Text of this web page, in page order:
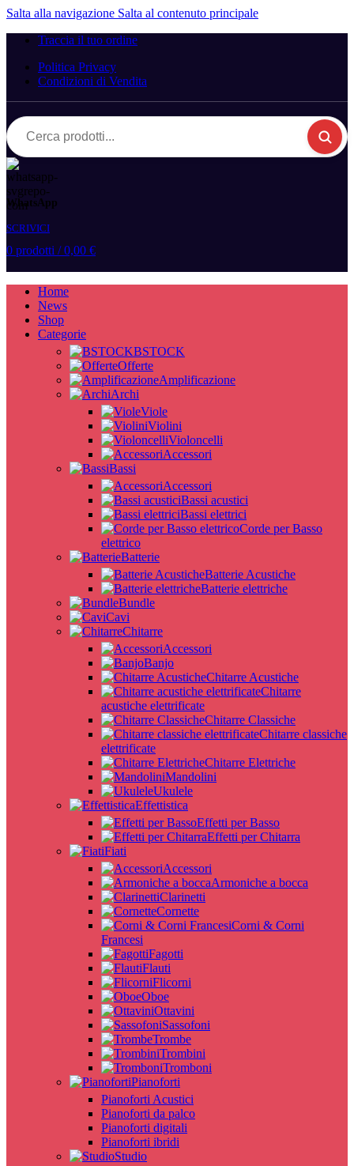
Salta alla navigazione Salta al contenuto principale
Traccia il tuo ordine
Politica Privacy
Condizioni di Vendita
WhatsApp
SCRIVICI
0 prodotti / 0,00 €
Home
News
Shop
Categorie
BSTOCK
Offerte
Amplificazione
Archi
Viole
Violini
Violoncelli
Accessori
Bassi
Accessori
Bassi acustici
Bassi elettrici
Corde per Basso
elettrico
Batterie
Batterie Acustiche
Batterie elettriche
Bundle
Cavi
Chitarre
Accessori
Banjo
Chitarre Acustiche
Chitarre
acustiche elettrificate
Chitarre Classiche
Chitarre classiche
elettrificate
Chitarre Elettriche
Mandolini
Ukulele
Effettistica
Effetti per Basso
Effetti per Chitarra
Fiati
Accessori
Armoniche a bocca
Clarinetti
Cornette
Corni & Corni
Francesi
Fagotti
Flauti
Flicorni
Oboe
Ottavini
Sassofoni
Trombe
Trombini
Tromboni
Pianoforti
Pianoforti Acustici
Pianoforti da palco
Pianoforti digitali
Pianoforti ibridi
Studio